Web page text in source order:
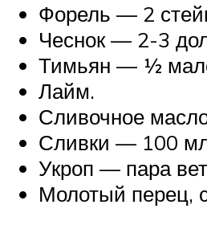
Форель — 2
Чеснок — 2-3
Тимьян — ½
Лайм.
Сливочное
Сливки — 100
Укроп — пара
Молотый перец,